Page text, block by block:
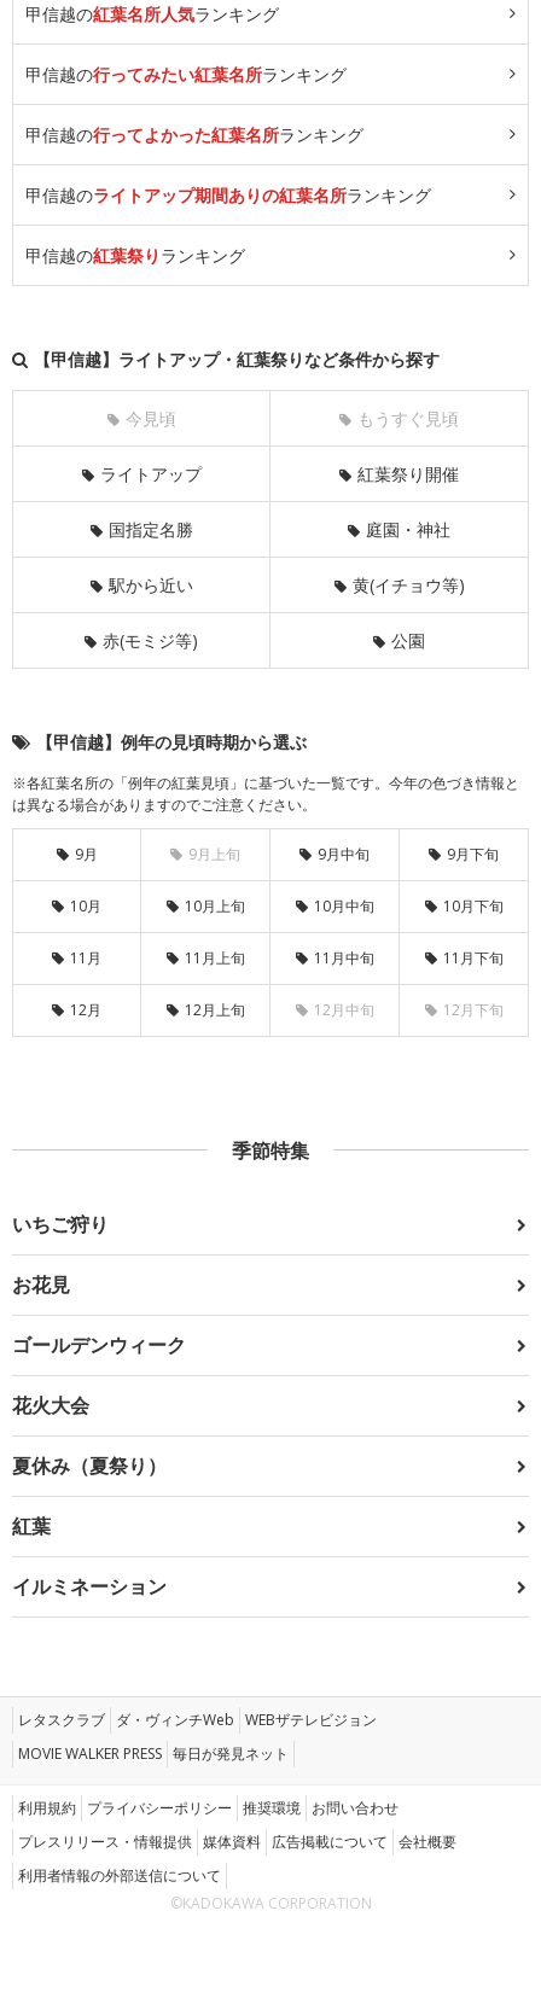
甲信越の紅葉名所人気ランキング
甲信越の行ってみたい紅葉名所ランキング
甲信越の行ってよかった紅葉名所ランキング
甲信越のライトアップ期間ありの紅葉名所ランキング
甲信越の紅葉祭り ランキング
【甲信越】ライトアップ・紅葉祭りなど条件から探す
今見頃 もうすぐ見頃
ライトアップ 紅葉祭り開催
国指定名勝 庭園・神社
駅から近い 黄(イチョウ等)
赤(モミジ等) 公園
【甲信越】例年の見頃時期から選ぶ
※各紅葉名所の「例年の紅葉見頃」に基づいた一覧です。今年の色づき情報と
は異なる場合がありますのでご注意ください。
9月 9月上旬 9月中旬 9月下旬
10月 10月上旬 10月中旬 10月下旬
11月 11月上旬 11月中旬 11月下旬
12月 12月上旬 12月中旬 12月下旬
季節特集
いちご狩り
お花見
ゴールデンウィーク
花火大会
夏休み（夏祭り）
紅葉
イルミネーション
レタスクラブ ダ・ヴィンチWeb WEBザテレビジョン
MOVIE WALKER PRESS 毎日が発見ネット
利用規約 プライバシーポリシー 推奨環境 お問い合わせ
プレスリリース・情報提供 媒体資料 広告掲載について 会社概要
利用者情報の外部送信について
©KADOKAWA CORPORATION